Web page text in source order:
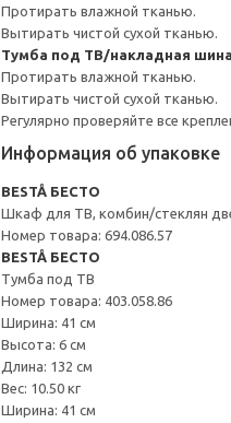
Протирать влажной тканью.
Вытирать чистой сухой тканью.
Тумба под ТВ/накладная
Протирать влажной тканью.
Вытирать чистой сухой тканью.
Регулярно проверяйте все
Информация об упаковке
BESTÅ БЕСТО
Шкаф для ТВ, комбин/стеклян
Номер товара: 694.086.57
BESTÅ БЕСТО
Тумба под ТВ
Номер товара: 403.058.86
Ширина: 41 см
Высота: 6 см
Длина: 132 см
Вес: 10.50 кг
Ширина: 41 см